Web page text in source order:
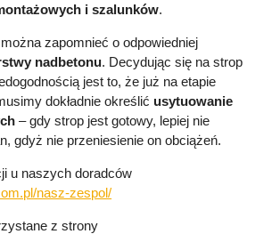
i szalunków.
zapomnieć o odpowiedniej
nadbetonu. Decydując się na strop
jest to, że już na etapie
dokładnie określić usytuowanie
– gdy strop jest gotowy, lepiej nie
gdyż nie przeniesienie on obciążeń.
u naszych doradców
nasz-zespol/
z strony